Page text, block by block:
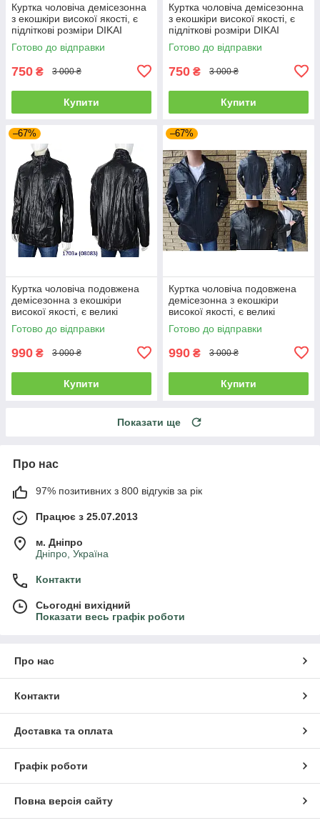
Куртка чоловіча демісезонна
з екошкіри високої якості, є
підліткові розміри DIKAI
Готово до відправки
750 ₴ 3 000 ₴
Купити
Куртка чоловіча демісезонна
з екошкіри високої якості, є
підліткові розміри DIKAI
Готово до відправки
750 ₴ 3 000 ₴
Купити
–67%
Куртка чоловіча подовжена
демісезонна з екошкіри
високої якості, є великі
розміри RHINOCEROS
Готово до відправки
990 ₴ 3 000 ₴
Купити
–67%
Куртка чоловіча подовжена
демісезонна з екошкіри
високої якості, є великі
розміри RHINOCEROS
Готово до відправки
990 ₴ 3 000 ₴
Купити
Показати ще
Про нас
97% позитивних з 800 відгуків за рік
Працює з 25.07.2013
м. Дніпро
Дніпро, Україна
Контакти
Сьогодні вихідний
Показати весь графік роботи
Про нас
Контакти
Доставка та оплата
Графік роботи
Повна версія сайту